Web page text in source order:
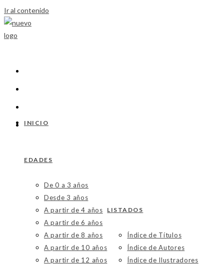
Ir al contenido
INICIO
EDADES
De 0 a 3 años
Desde 3 años
A partir de 4 años
A partir de 6 años
A partir de 8 años
A partir de 10 años
A partir de 12 años
LISTADOS
Índice de Títulos
Índice de Autores
Índice de Ilustradores